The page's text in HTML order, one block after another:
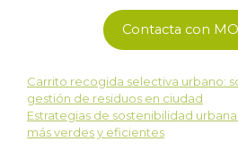
Contacta con
Carrito recogida selectiva urbano:
gestión de residuos en ciudad
Estrategias de sostenibilidad
más verdes y eficientes